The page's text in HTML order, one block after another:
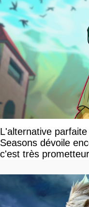
L'alternative
Seasons dévoile
c'est très prometteur